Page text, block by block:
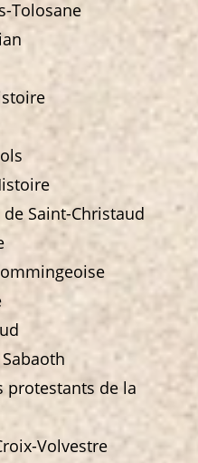
Tolosane
Saint-Christaud
protestants de la
Volvestre